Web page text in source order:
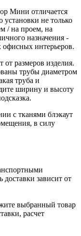
Мини отличается
не только
/ на проем, на
назначения -
интерьеров.
размеров изделия.
трубы диаметром
труба и
ширину и высоту
с тканями блэкаут
в силу
доставки зависит от
выбранный товар
расчет